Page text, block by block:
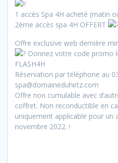
1 accès Spa 4H acheté (matin
2ème accès spa 4H OFFERT
Offre exclusive web dernière
Donnez votre code promo
FLASH4H
Réservation par téléphone au
spa@domaineduhirtz.com
Offre non cumulable avec
coffret. Non reconductible en
uniquement applicable pour un
novembre 2022. !